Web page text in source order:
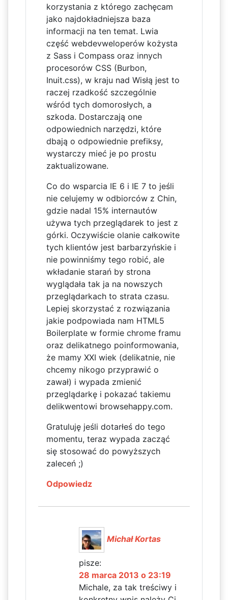
korzystania z którego zachęcam
jako najdokładniejsza baza
informacji na ten temat. Lwia
część webdevweloperów kożysta
z Sass i Compass oraz innych
procesorów CSS (Burbon,
Inuit.css), w kraju nad Wisłą jest to
raczej rzadkość szczególnie
wśród tych domorosłych, a
szkoda. Dostarczają one
odpowiednich narzędzi, które
dbają o odpowiednie prefiksy,
wystarczy mieć je po prostu
zaktualizowane.
Co do wsparcia IE 6 i IE 7 to jeśli
nie celujemy w odbiorców z Chin,
gdzie nadal 15% internautów
używa tych przeglądarek to jest z
górki. Oczywiście olanie całkowite
tych klientów jest barbarzyńskie i
nie powinniśmy tego robić, ale
wkładanie starań by strona
wyglądała tak ja na nowszych
przeglądarkach to strata czasu.
Lepiej skorzystać z rozwiązania
jakie podpowiada nam HTML5
Boilerplate w formie chrome framu
oraz delikatnego poinformowania,
że mamy XXI wiek (delikatnie, nie
chcemy nikogo przyprawić o
zawał) i wypada zmienić
przeglądarkę i pokazać takiemu
delikwentowi browsehappy.com.
Gratuluję jeśli dotarłeś do tego
momentu, teraz wypada zacząć
się stosować do powyższych
zaleceń ;)
Odpowiedz
Michał Kortas
pisze:
28 marca 2013 o 23:19
Michale, za tak treściwy i